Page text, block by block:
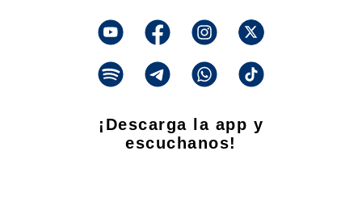
¡Descarga la app y
escuchanos!